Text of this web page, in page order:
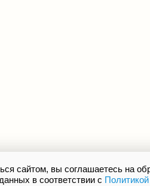
сайтом, вы соглашаетесь на
в соответствии с